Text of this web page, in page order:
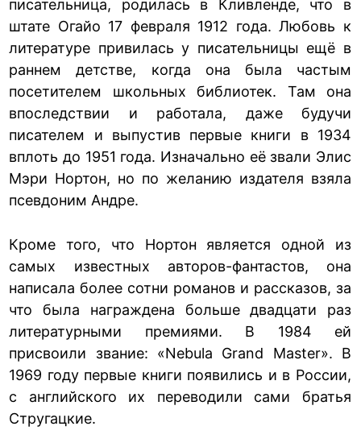
писательница, родилась в Кливленде, что в
штате Огайо 17 февраля 1912 года. Любовь к
литературе привилась у писательницы ещё в
раннем детстве, когда она была частым
посетителем школьных библиотек. Там она
впоследствии и работала, даже будучи
писателем и выпустив первые книги в 1934
вплоть до 1951 года. Изначально её звали Элис
Мэри Нортон, но по желанию издателя взяла
псевдоним Андре.
Кроме того, что Нортон является одной из
самых известных авторов-фантастов, она
написала более сотни романов и рассказов, за
что была награждена больше двадцати раз
литературными премиями. В 1984 ей
присвоили звание: «Nebula Grand Master». В
1969 году первые книги появились и в России,
с английского их переводили сами братья
Стругацкие.